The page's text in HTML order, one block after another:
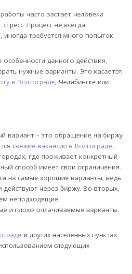
часто застает человека
Процесс не всегда
иногда требуется много попыток.
особенности данного действия,
нужные варианты. Это касается
в Волгограде, Челябинске или
вариант – это обращение на биржу
свежие вакансии в Волгограде
где проживает конкретный
способ имеет свои ограничения.
на самые хорошие варианты, ведь
действуют через биржу. Во-вторых,
неподходящие,
и плохо оплачиваемые варианты.
и других населенных пунктах
следующих